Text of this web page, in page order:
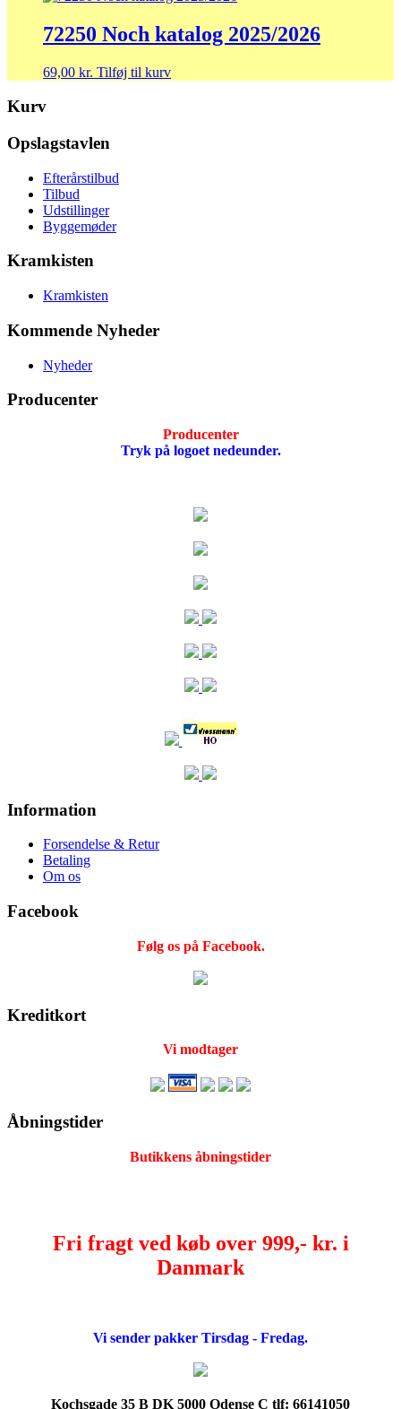
72250 Noch katalog 2025/2026
69,00 kr. Tilføj til kurv
Kurv
Opslagstavlen
Efterårstilbud
Tilbud
Udstillinger
Byggemøder
Kramkisten
Kramkisten
Kommende Nyheder
Nyheder
Producenter
Producenter
Tryk på logoet nedeunder.
Information
Forsendelse & Retur
Betaling
Om os
Facebook
Følg os på Facebook.
Kreditkort
Vi modtager
Åbningstider
Butikkens åbningstider
Fri fragt ved køb over 999,- kr. i
Danmark
Vi sender pakker Tirsdag - Fredag.
Kochsgade 35 B DK 5000 Odense C tlf: 66141050